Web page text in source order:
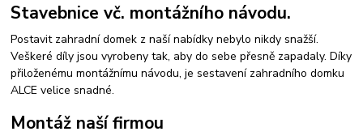
Stavebnice vč. montážního návodu.
Postavit zahradní domek z naší nabídky nebylo nikdy snažší.
Veškeré díly jsou vyrobeny tak, aby do sebe přesně zapadaly. Díky
přiloženému montážnímu návodu, je sestavení zahradního domku
ALCE velice snadné.
Montáž naší firmou